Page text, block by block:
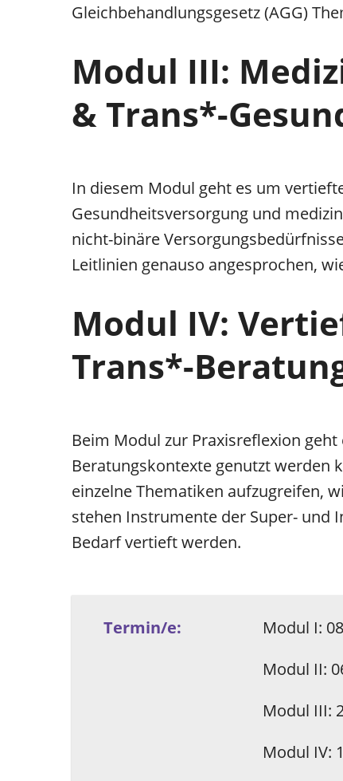
Gleichbehandlungsgesetz (AGG)
Modul III:
& Trans*-
In diesem Modul geht es um
Gesundheitsversorgung und
nicht-binäre
Leitlinien genauso angesprochen,
Modul IV:
Trans*-
Beim Modul zur Praxisreflexion
Beratungskontexte genutzt werden
einzelne Thematiken aufzugreifen,
stehen Instrumente der Super- und
Bedarf vertieft werden.
Termin/e:
Modul I:
Modul II:
Modul III:
Modul IV: